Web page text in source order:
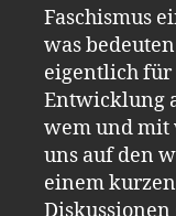
Faschismus
was
eigentlich für
Entwicklung
wem und mit
uns auf den
einem